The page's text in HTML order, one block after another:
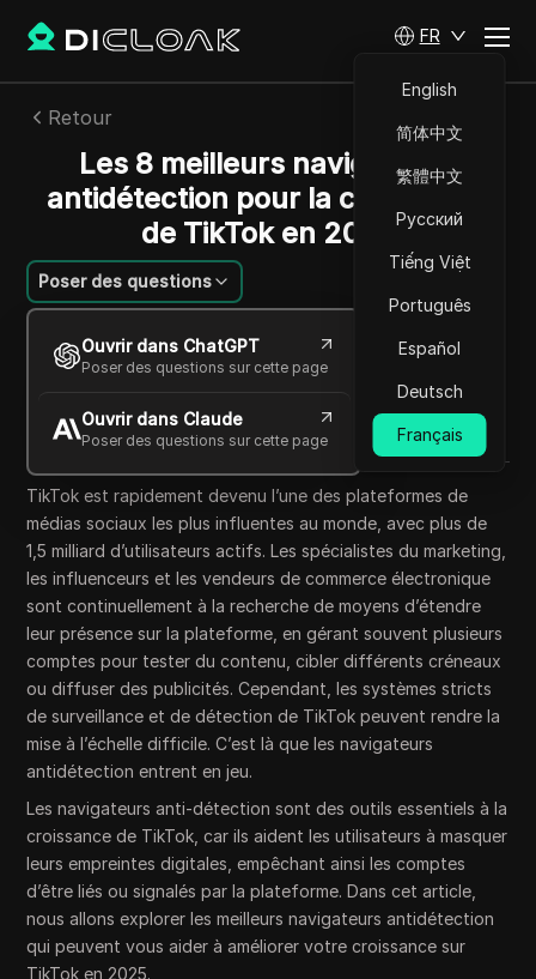
FR
English
简体中文
繁體中文
Русский
Tiếng Việt
Português
Español
Deutsch
Français
Retour
Les 8 meilleurs navigateurs
antidétection pour la croissance
de TikTok en 2025
Poser des questions
Ouvrir dans ChatGPT
Poser des questions sur cette page
Ouvrir dans Claude
Poser des questions sur cette page
Mikhail Kozlov
28 sept. 2025 5 min de lecture
Copy Link
TikTok est rapidement devenu l’une des plateformes de
médias sociaux les plus influentes au monde, avec plus de
1,5 milliard d’utilisateurs actifs. Les spécialistes du marketing,
les influenceurs et les vendeurs de commerce électronique
sont continuellement à la recherche de moyens d’étendre
leur présence sur la plateforme, en gérant souvent plusieurs
comptes pour tester du contenu, cibler différents créneaux
ou diffuser des publicités. Cependant, les systèmes stricts
de surveillance et de détection de TikTok peuvent rendre la
mise à l’échelle difficile. C’est là que les navigateurs
antidétection entrent en jeu.
Les navigateurs anti-détection sont des outils essentiels à la
croissance de TikTok, car ils aident les utilisateurs à masquer
leurs empreintes digitales, empêchant ainsi les comptes
d’être liés ou signalés par la plateforme. Dans cet article,
nous allons explorer les meilleurs navigateurs antidétection
qui peuvent vous aider à améliorer votre croissance sur
TikTok en 2025.